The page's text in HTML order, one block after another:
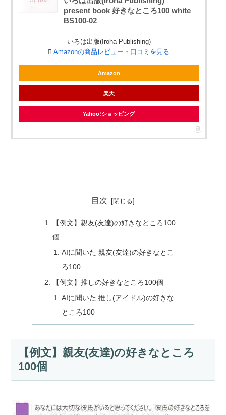
present book 好きなところ100 white
BS100-02
いろは出版(Iroha Publishing)
Amazonの商品レビュー・口コミを見る
Amazon
楽天
Yahoo!ショッピング
目次
【例文】親友(友達)の好きなところ100
個
AIに聞いた 親友(友達)の好きなとこ
ろ100
【例文】推しの好きなところ100個
AIに聞いた 推し(アイドル)の好きな
ところ100
【例文】親友(友達)の好きなところ
100個